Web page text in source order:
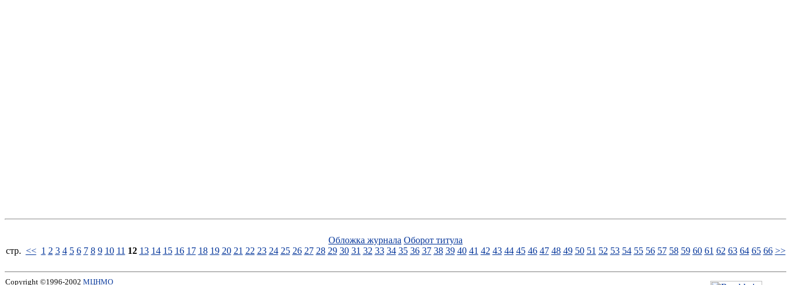
Обложка журнала Оборот титула
стp. << 1 2 3 4 5 6 7 8 9 10 11 12 13 14 15 16 17 18 19 20 21 22 23 24 25 26 27 28 29 30 31 32 33 34 35 36 37 38 39 40 41 42 43 44 45 46 47 48 49 50 51 52 53 54 55 56 57 58 59 60 61 62 63 64 65 66 >>
Copyright ©1996-2002 МЦНМО